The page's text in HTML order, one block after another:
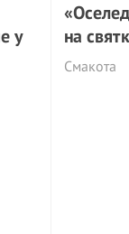
у
на
Смакота